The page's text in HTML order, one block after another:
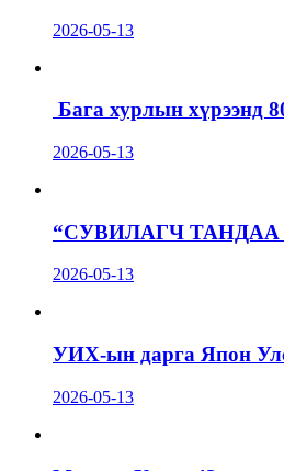
2026-05-13
Бага хурлын хүрээнд
2026-05-13
“СУВИЛАГЧ
2026-05-13
УИХ-ын дарга Япон
2026-05-13